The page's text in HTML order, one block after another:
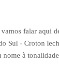
falar aqui
Sul - Croton
à